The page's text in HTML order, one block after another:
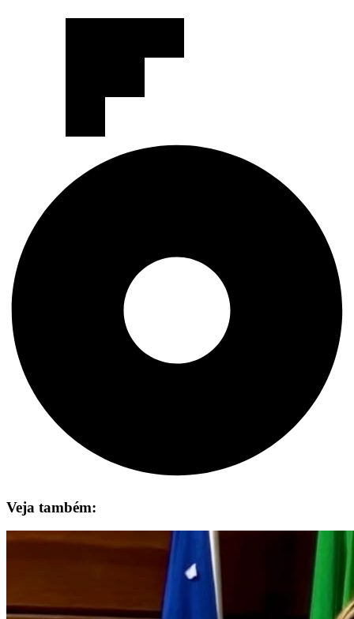
Veja também: